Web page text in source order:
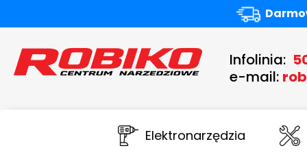
Infolinia:
e-mail:
Elektronarzędzia